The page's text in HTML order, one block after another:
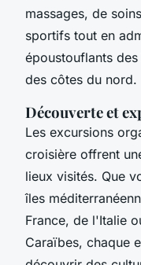
massages, de
sportifs tout en
époustouflants
des côtes du nord.
Découverte et
Les excursions
croisière offrent
lieux visités. Que
îles
France, de l'Italie
Caraïbes, chaque